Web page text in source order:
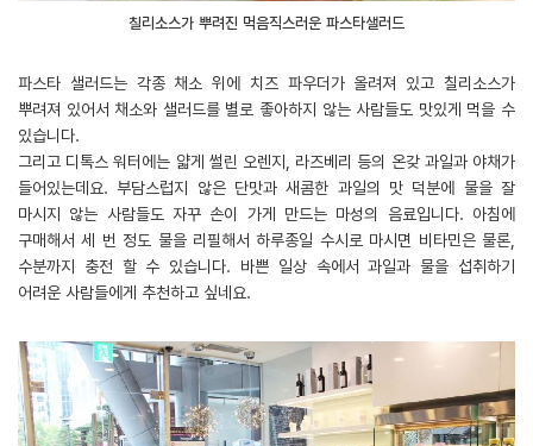
칠리소스가 뿌려진 먹음직스러운 파스타샐러드
파스타 샐러드는 각종 채소 위에 치즈 파우더가 올려져 있고 칠리소스가
뿌려져 있어서 채소와 샐러드를 별로 좋아하지 않는 사람들도 맛있게 먹을 수
있습니다.
그리고 디톡스 워터에는 얇게 썰린 오렌지, 라즈베리 등의 온갖 과일과 야채가
들어있는데요. 부담스럽지 않은 단맛과 새콤한 과일의 맛 덕분에 물을 잘
마시지 않는 사람들도 자꾸 손이 가게 만드는 마성의 음료입니다. 아침에
구매해서 세 번 정도 물을 리필해서 하루종일 수시로 마시면 비타민은 물론,
수분까지 충전 할 수 있습니다. 바쁜 일상 속에서 과일과 물을 섭취하기
어려운 사람들에게 추천하고 싶네요.